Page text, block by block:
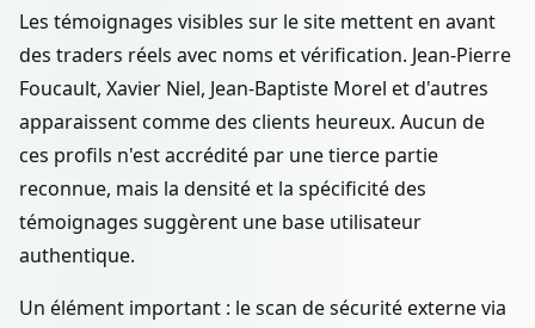
Les témoignages visibles sur le site mettent en avant
des traders réels avec noms et vérification. Jean-Pierre
Foucault, Xavier Niel, Jean-Baptiste Morel et d'autres
apparaissent comme des clients heureux. Aucun de
ces profils n'est accrédité par une tierce partie
reconnue, mais la densité et la spécificité des
témoignages suggèrent une base utilisateur
authentique.
Un élément important : le scan de sécurité externe via